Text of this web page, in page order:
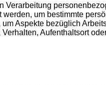
Verarbeitung
um bestimmte
Aspekte bezüglich
Aufenthaltsort